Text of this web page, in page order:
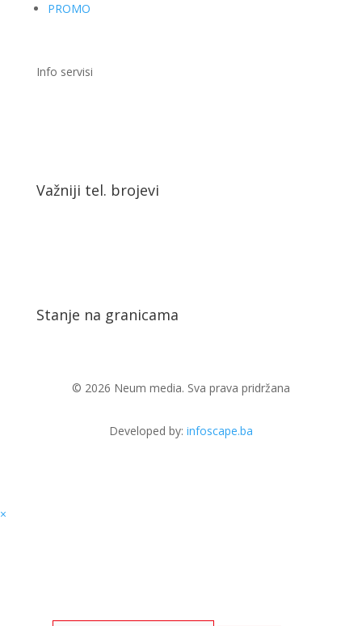
PROMO
Info servisi
Važniji tel. brojevi
Stanje na granicama
© 2026 Neum media. Sva prava pridržana
Developed by: infoscape.ba
×